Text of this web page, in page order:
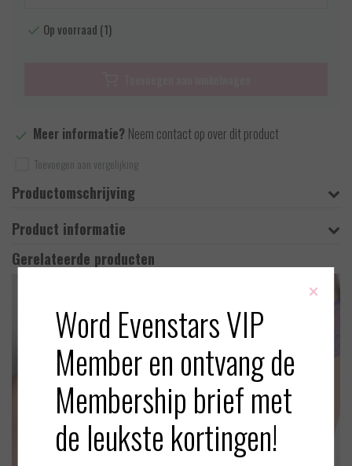
Op voorraad (1)
Meer informatie? Neem contact op over dit product
Toevoegen aan vergelijking
Productomschrijving
Product informatie
Gerelateerde producten
×
Word Evenstars VIP
Member en ontvang de
Membership brief met
de leukste kortingen!